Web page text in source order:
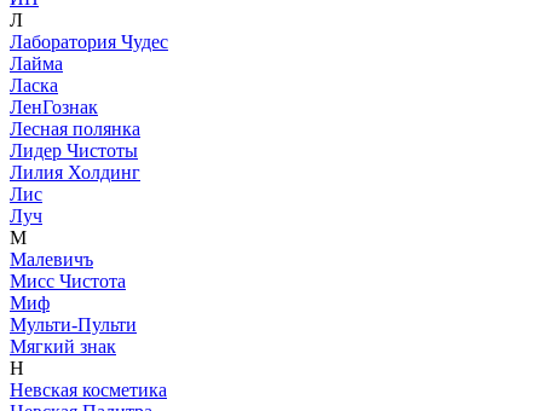
Л
Лаборатория Чудес
Лайма
Ласка
ЛенГознак
Лесная полянка
Лидер Чистоты
Лилия Холдинг
Лис
Луч
М
Малевичъ
Мисс Чистота
Миф
Мульти-Пульти
Мягкий знак
Н
Невская косметика